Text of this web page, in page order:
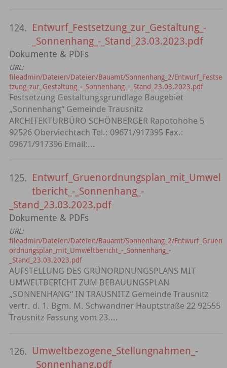
124. Entwurf_Festsetzung_zur_Gestaltung_-
_Sonnenhang_-_Stand_23.03.2023.pdf
Dokumente & PDFs
URL:
fileadmin/Dateien/Dateien/Bauamt/Sonnenhang_2/Entwurf_Festse
tzung_zur_Gestaltung_-_Sonnenhang_-_Stand_23.03.2023.pdf
Festsetzung Gestaltungsgrundlage Baugebiet
„Sonnenhang“ Gemeinde Trausnitz
ARCHITEKTURBÜRO SCHÖNBERGER Rapotohöhe 5
92526 Oberviechtach Tel.: 09671/917395 Fax.:
09671/917396 Email:...
125. Entwurf_Gruenordnungsplan_mit_Umwel
tbericht_-_Sonnenhang_-
_Stand_23.03.2023.pdf
Dokumente & PDFs
URL:
fileadmin/Dateien/Dateien/Bauamt/Sonnenhang_2/Entwurf_Gruen
ordnungsplan_mit_Umweltbericht_-_Sonnenhang_-
_Stand_23.03.2023.pdf
AUFSTELLUNG DES GRÜNORDNUNGSPLANS MIT
UMWELTBERICHT ZUM BEBAUUNGSPLAN
„SONNENHANG“ IN TRAUSNITZ Gemeinde Trausnitz
vertr. d. 1. Bgm. M. Schwandner Hauptstraße 22 92555
Trausnitz Fassung vom 23....
126. Umweltbezogene_Stellungnahmen_-
_Sonnenhang.pdf